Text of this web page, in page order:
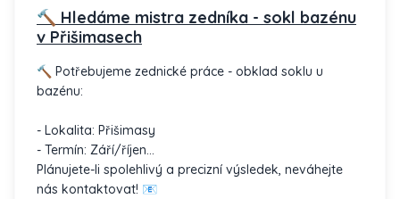
🔨 Hledáme mistra zedníka - sokl bazénu
v Přišimasech
🔨 Potřebujeme zednické práce - obklad soklu u
bazénu:
- Lokalita: Přišimasy
- Termín: Září/říjen
Plánujete-li spolehlivý a precizní výsledek, neváhejte
nás kontaktovat! 📧